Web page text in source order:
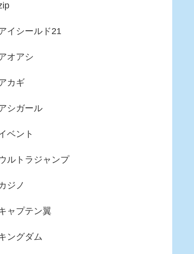
イシールド21
オアシ
カギ
シガール
ベント
ルトラジャンプ
ジノ
ャプテン翼
ングダム